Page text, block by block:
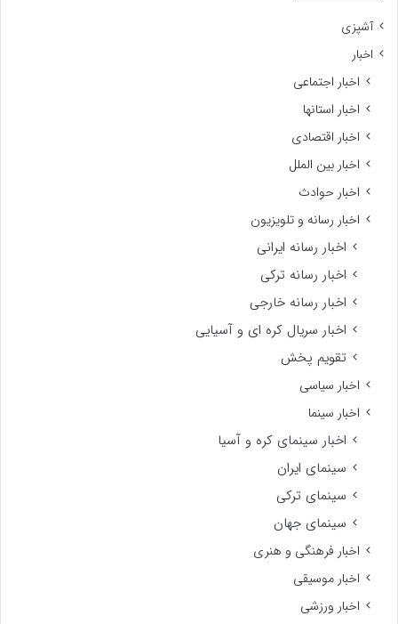
آشپزی
اخبار
اخبار اجتماعی
اخبار استانها
اخبار اقتصادی
اخبار بین الملل
اخبار حوادث
اخبار رسانه و تلویزیون
اخبار رسانه ایرانی
اخبار رسانه ترکی
اخبار رسانه خارجی
اخبار سریال کره ای و آسیایی
تقویم پخش
اخبار سیاسی
اخبار سینما
اخبار سینمای کره و آسیا
سینمای ایران
سینمای ترکی
سینمای جهان
اخبار فرهنگی و هنری
اخبار موسیقی
اخبار ورزشی